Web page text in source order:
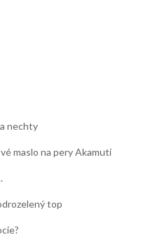
nechty
maslo na pery Akamuti
top